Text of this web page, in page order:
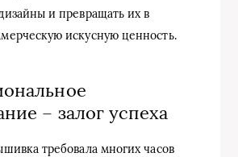
и превращать их в
искусную ценность.
– залог успеха
требовала многих часов